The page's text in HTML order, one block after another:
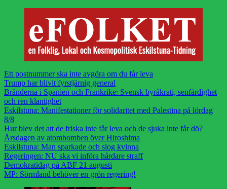
Ett postnummer ska inte avgöra om du får leva
Trump har blivit fyrstjärnig general
Bränderna i Spanien och Frankrike: Svensk byråkrati, senfärdighet
och ren klantighet
Eskilstuna: Manifestationer för solidaritet med Palestina på lördag
8/8
Hur blev det att de friska inte får leva och de sjuka inte får dö?
Årsdagen av atombomben över Hiroshima
Eskilstuna: Man sparkade och slog kvinna
Regeringen: NU ska vi införa hårdare straff
Demokratidag på ABF 21 augusti
MP: Sörmland behöver en grön regering!